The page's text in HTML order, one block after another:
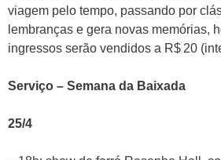
viagem pelo tempo, passando por
lembranças e gera novas memórias,
ingressos serão vendidos a R$ 20
Serviço – Semana da Baixada
25/4